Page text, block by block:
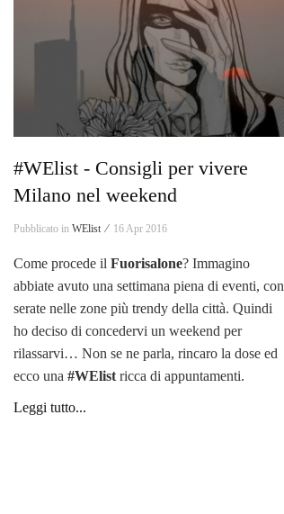
#WElist - Consigli per vivere
Milano nel weekend
Pubblicato in WElist ⁄ 16 Apr 2016
Come procede il Fuorisalone? Immagino
abbiate avuto una settimana piena di eventi, con
serate nelle zone più trendy della città. Quindi
ho deciso di concedervi un weekend per
rilassarvi… Non se ne parla, rincaro la dose ed
ecco una #WElist ricca di appuntamenti.
Leggi tutto...